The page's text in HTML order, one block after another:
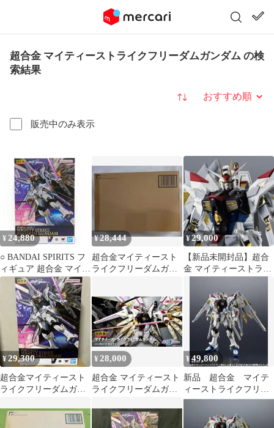
超合金 マイティーストライクフリーダムガンダム の検
索結果
販売中のみ表示
並び替え
¥ 24,880
○ BANDAI SPIRITS フ
ィギュア 超合金 マイテ
ィーストライクフリー
ダムガンダム 「機動戦
士ガンダムSEED
FREEDOM」 未開封品
¥28,444
超合金マイティースト
ライクフリーダムガン
¥29,000
【新品未開封品】超合
金 マイティーストライ
¥29,300
超合金マイティースト
ライクフリーダムガン
¥ 28,000
超合金 マイティースト
ライクフリーダムガン
¥49,800
新品 超合金 マイテ
ィーストライクフリー
ダムガンダム